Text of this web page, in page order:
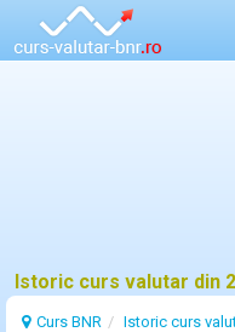
Istoric curs valutar din
Curs BNR Istoric curs